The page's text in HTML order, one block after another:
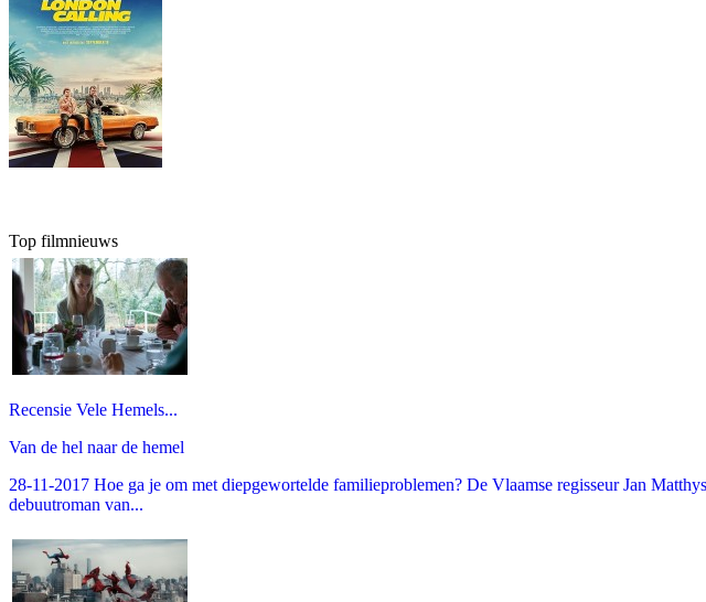
Top filmnieuws
Recensie Vele Hemels...
Van de hel naar de hemel
28-11-2017 Hoe ga je om met diepgewortelde familieproblemen? De Vlaamse regisseur Jan
debuutroman van...